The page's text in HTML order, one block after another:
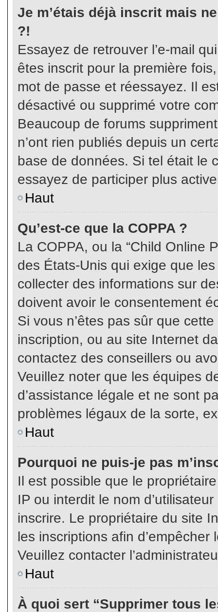
Je m’étais déjà inscrit mais
?!
Essayez de retrouver l’e-mail
êtes inscrit pour la première
mot de passe et réessayez. Il
désactivé ou supprimé votre
Beaucoup de forums
n’ont rien publiés depuis un
base de données. Si tel était le
essayez de participer plus
Haut
Qu’est-ce que la COPPA ?
La COPPA, ou la “Child Online
des États-Unis qui exige que
collecter des informations sur
doivent avoir le consentement
Si vous n’êtes pas sûr que
inscription, ou au site Internet
contactez des conseillers ou
Veuillez noter que les équipes
d’assistance légale et ne sont
problèmes légaux de la sorte,
Haut
Pourquoi ne puis-je pas
Il est possible que le
IP ou interdit le nom
inscrire. Le propriétaire du site
les inscriptions afin d’empêcher
Veuillez contacter
Haut
À quoi sert “Supprimer tous